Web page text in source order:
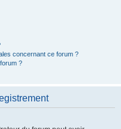
concernant ce forum ?
?